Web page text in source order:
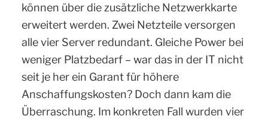
können über die zusätzliche Netzwerkkarte
erweitert werden. Zwei Netzteile versorgen
alle vier Server redundant. Gleiche Power bei
weniger Platzbedarf – war das in der IT nicht
seit je her ein Garant für höhere
Anschaffungskosten? Doch dann kam die
Überraschung. Im konkreten Fall wurden vier